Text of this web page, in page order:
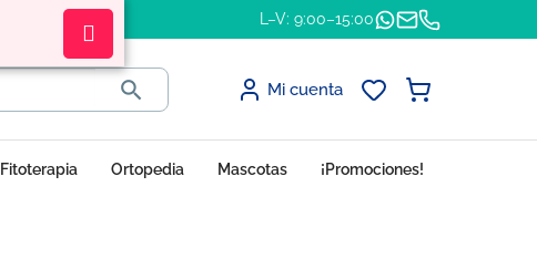
L–V: 9:00–15:00
 Mi cuenta
Fitoterapia Ortopedia Mascotas ¡Promociones!